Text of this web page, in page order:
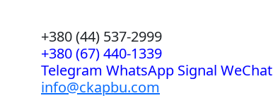
+380 (44) 537-2999
+380 (67) 440-1339
Telegram WhatsApp Signal WeChat
info@ckapbu.com